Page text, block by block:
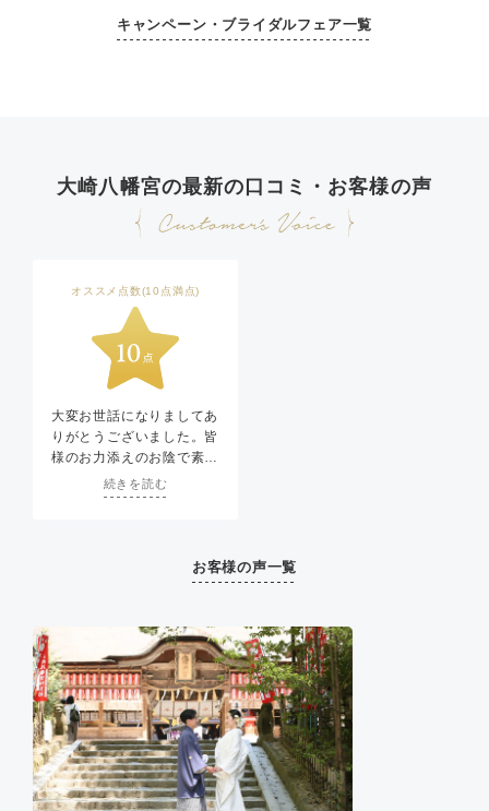
キャンペーン・ブライダルフェア一覧
大崎八幡宮の最新の口コミ・お客様の声
オススメ点数(10点満点)
大変お世話になりましてあ
りがとうございました。皆
様のお力添えのお陰で素敵
なお式をあげることができ
ました。細やかで心温まる
続きを読む
お客様の声一覧